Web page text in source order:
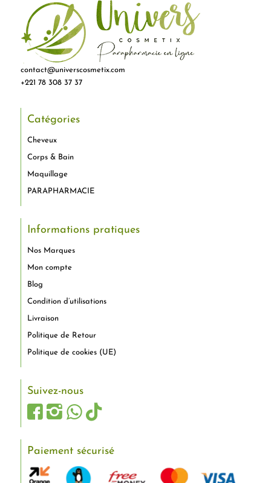
contact@universcosmetix.com
+221 78 308 37 37
Catégories
Cheveux
Corps & Bain
Maquillage
PARAPHARMACIE
Informations pratiques
Nos Marques
Mon compte
Blog
Condition d’utilisations
Livraison
Politique de Retour
Politique de cookies (UE)
Suivez-nous
Paiement sécurisé